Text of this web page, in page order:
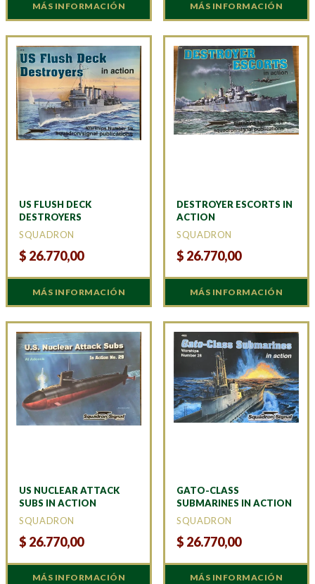
MÁS INFORMACIÓN MÁS INFORMACIÓN
US FLUSH DECK
DESTROYERS
SQUADRON
$ 26.770,00
MÁS INFORMACIÓN
DESTROYER ESCORTS IN
ACTION
SQUADRON
$ 26.770,00
MÁS INFORMACIÓN
US NUCLEAR ATTACK
SUBS IN ACTION
SQUADRON
$ 26.770,00
MÁS INFORMACIÓN
GATO-CLASS
SUBMARINES IN ACTION
SQUADRON
$ 26.770,00
MÁS INFORMACIÓN